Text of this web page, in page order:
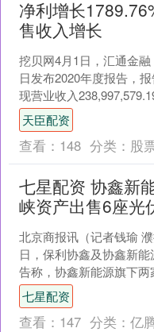
净利增长
售收入增长
挖贝网4月1日，汇通金融
日发布2020年度报告，
现营业收入
3.67%；归属于挂牌公司
天臣配资
查看： 148 分类： 股
七星配资 协鑫新
峡资产出售6座光
北京商报讯（记者钱瑜
日，保利协鑫及协鑫新
告称，协鑫新能源旗下两
司河南协鑫新能源和苏州
三峡资产管理有限公司订....
七星配资
查看： 147 分类： 亿